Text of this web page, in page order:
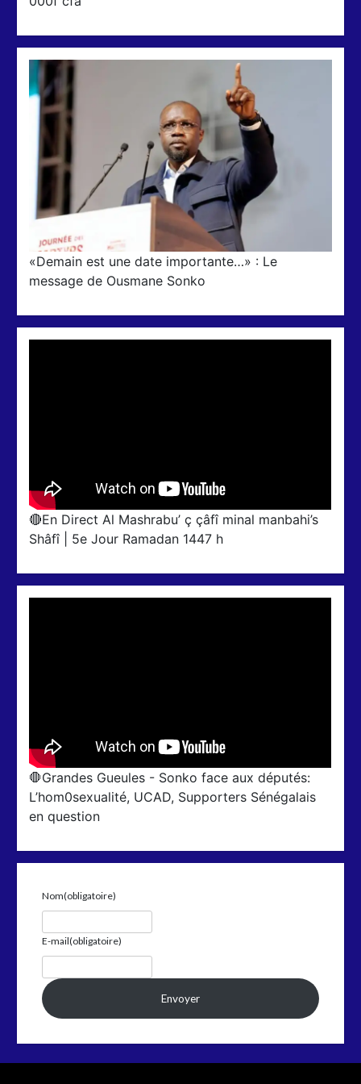
«Demain est une date importante…» : Le
message de Ousmane Sonko
⁣🔴En Direct Al Mashrabu’ ç çâfî minal manbahi’s
Shâfî | 5e Jour Ramadan 1447 h
🛑Grandes Gueules - Sonko face aux députés:
L’hom0sexualité, UCAD, Supporters Sénégalais
en question
Nom(obligatoire)
E-mail(obligatoire)
Envoyer